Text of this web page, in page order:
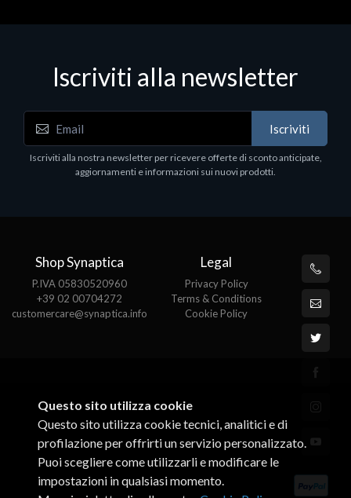
Software - Office Productivity
MS OFFICE H&S 2021 ESD
Iscriviti alla newsletter
Iscriviti
Iscriviti alla nostra newsletter per ricevere offerte di sconto anticipate,
aggiornamenti e informazioni sui nuovi prodotti.
Shop Synaptica
P.IVA 05830520960
+39 02 00704272
customercare@synaptica.info
Legal
Privacy Policy
Terms & Conditions
Cookie Policy
Questo sito utilizza cookie
Questo sito utilizza cookie tecnici, analitici e di
profilazione per offrirti un servizio personalizzato.
Puoi scegliere come utilizzarli e modificare le
impostazioni in qualsiasi momento.